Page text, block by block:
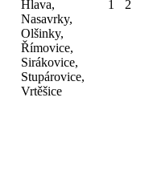
Hlava,
Nasavrky,
Olšinky,
Římovice,
Sirákovice,
Stupárovice,
Vrtěšice
1 2